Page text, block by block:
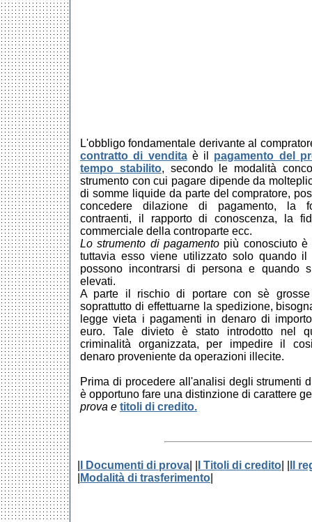
L'obbligo fondamentale derivante al
contratto di venditaè il pagamento del
tempo stabilito, secondo le modalità
strumento con cui pagare dipende da
di somme liquide da parte del compratore,
concedere dilazione di pagamento, la
contraenti, il rapporto di conoscenza, la
commerciale della controparte ecc.
Lo strumento di pagamento più conosciuto è
tuttavia esso viene utilizzato solo quando
possono incontrarsi di persona e quando
elevati.
A parte il rischio di portare con sè
soprattutto di effettuarne la spedizione,
legge vieta i pagamenti in denaro di
euro. Tale divieto è stato introdotto nel
criminalità organizzata, per impedire il
denaro proveniente da operazioni illecite.
Prima di procedere all'analisi degli strumenti
è opportuno fare una distinzione di carattere
prova e titoli di credito.
I Documenti di prova I Titoli di credito
Il
Modalità di trasferimento